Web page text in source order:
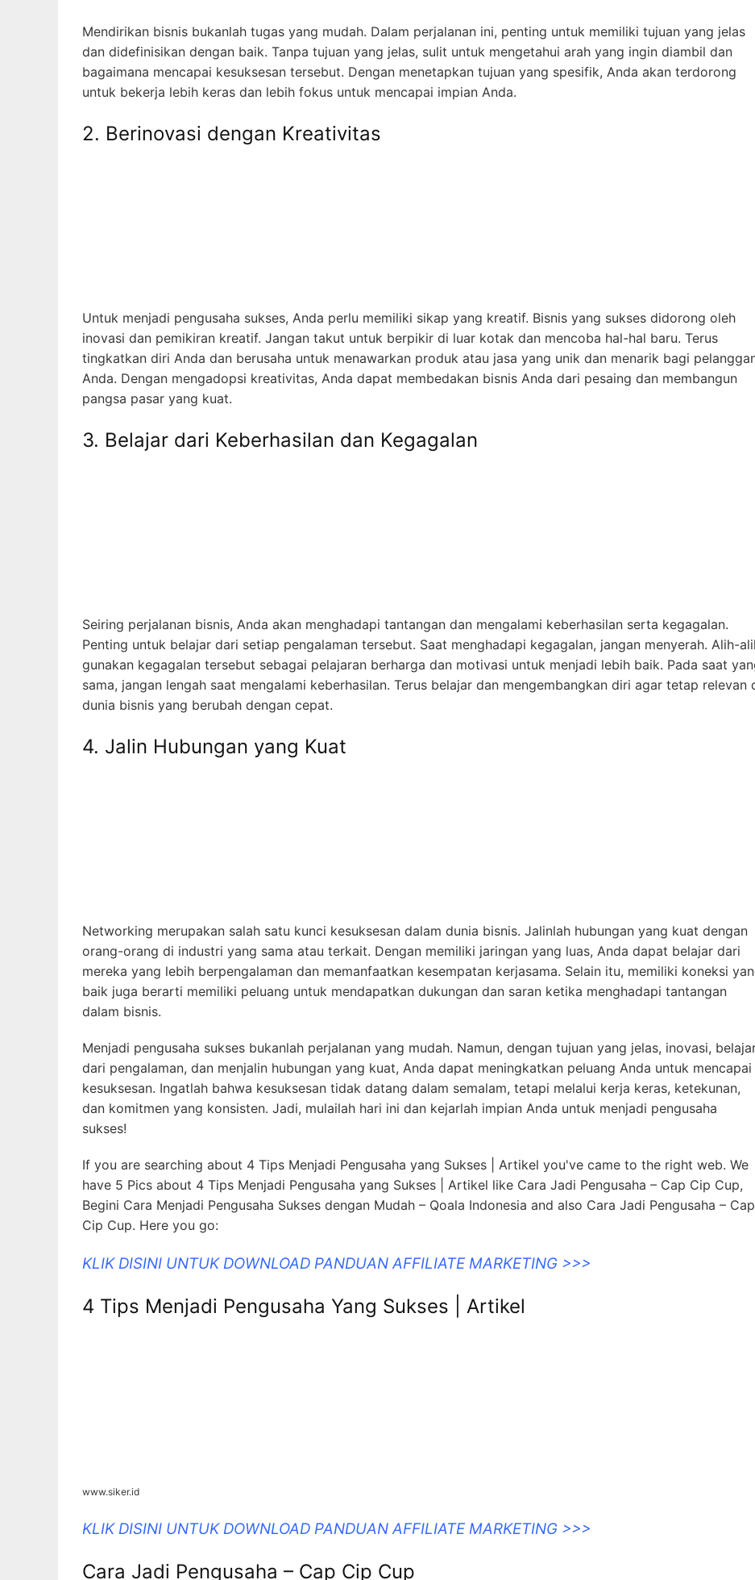
Mendirikan bisnis bukanlah tugas yang mudah. Dalam perjalanan ini, penting untuk memiliki tujuan yang jelas
dan didefinisikan dengan baik. Tanpa tujuan yang jelas, sulit untuk mengetahui arah yang ingin diambil dan
bagaimana mencapai kesuksesan tersebut. Dengan menetapkan tujuan yang spesifik, Anda akan terdorong
untuk bekerja lebih keras dan lebih fokus untuk mencapai impian Anda.
2. Berinovasi dengan Kreativitas
3. Belajar dari Keberhasilan dan Kegagalan
4. Jalin Hubungan yang Kuat
Networking merupakan salah satu kunci kesuksesan dalam dunia bisnis. Jalinlah hubungan yang kuat dengan
orang-orang di industri yang sama atau terkait. Dengan memiliki jaringan yang luas, Anda dapat belajar dari
mereka yang lebih berpengalaman dan memanfaatkan kesempatan kerjasama. Selain itu, memiliki koneksi yang
If you are searching about 4 Tips Menjadi Pengusaha yang Sukses | Artikel you've came to the right web. We
have 5 Pics about 4 Tips Menjadi Pengusaha yang Sukses | Artikel like Cara Jadi Pengusaha – Cap Cip Cup,
Begini Cara Menjadi Pengusaha Sukses dengan Mudah – Qoala Indonesia and also Cara Jadi Pengusaha – Cap
Cip Cup. Here you go:
KLIK DISINI UNTUK DOWNLOAD PANDUAN AFFILIATE MARKETING >>>
4 Tips Menjadi Pengusaha Yang Sukses | Artikel
KLIK DISINI UNTUK DOWNLOAD PANDUAN AFFILIATE MARKETING >>>